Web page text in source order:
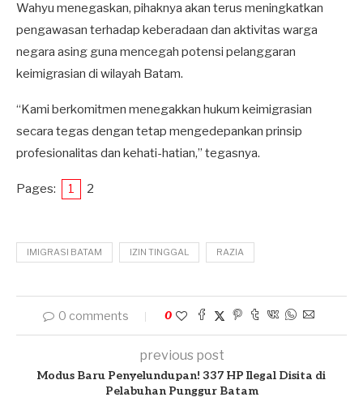
Wahyu menegaskan, pihaknya akan terus meningkatkan
pengawasan terhadap keberadaan dan aktivitas warga
negara asing guna mencegah potensi pelanggaran
keimigrasian di wilayah Batam.
“Kami berkomitmen menegakkan hukum keimigrasian
secara tegas dengan tetap mengedepankan prinsip
profesionalitas dan kehati-hatian,” tegasnya.
Pages: 1 2
IMIGRASI BATAM IZIN TINGGAL RAZIA
0 comments 0
previous post
Modus Baru Penyelundupan! 337 HP Ilegal Disita di
Pelabuhan Punggur Batam